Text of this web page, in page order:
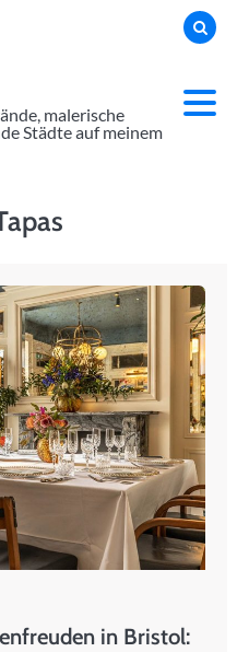
malerische
Städte auf meinem
in Bristol: